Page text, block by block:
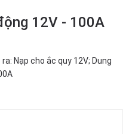
12V - 100A
Nạp cho ắc quy 12V; Dung